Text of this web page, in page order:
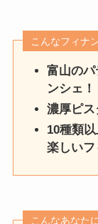
こんなフィナ
富山の
ンシェ！
濃厚ピス
10種類
楽しいフ
こんなあなた